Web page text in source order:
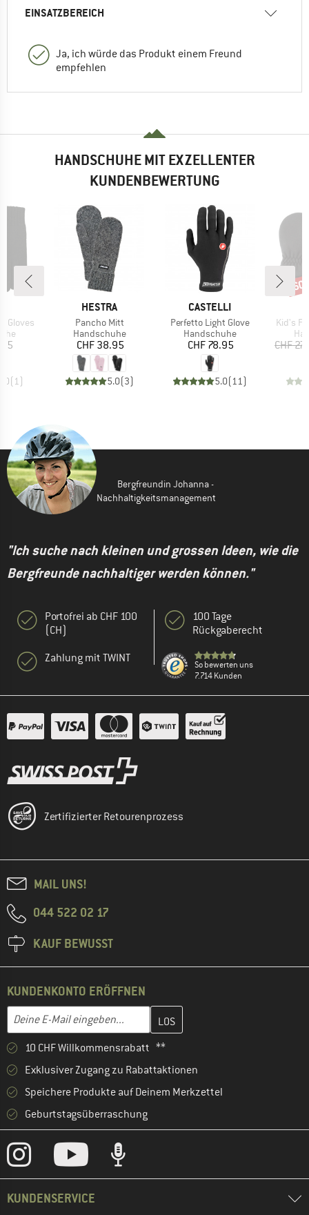
EINSATZBEREICH
Ja, ich würde das Produkt einem Freund
empfehlen
HANDSCHUHE MIT EXZELLENTER
KUNDENBEWERTUNG
Gloves
(1)
MARKE
HESTRA
Artikel
Pancho Mitt
Produktgruppe
Handschuhe
Preis
CHF 38.95
5.0(3)
MARKE
CASTELLI
Artikel
Perfetto Light Glove
Produktgruppe
Handschuhe
Preis
CHF 78.95
5.0(11)
Artikel
Kid's
CHF
Bergfreundin Johanna -
Nachhaltigkeitsmanagement
"Ich suche nach kleinen und grossen Ideen, wie die
Bergfreunde nachhaltiger werden können."
Portofrei ab CHF 100
(CH)
Zahlung mit TWINT
100 Tage
Rückgaberecht
So bewerten uns
7.714 Kunden
Zertifizierter Retourenprozess
MAIL UNS!
044 522 02 17
KAUF BEWUSST
KUNDENKONTO ERÖFFNEN
E-Mail-Adresse
Gib hier deine E-Mail-Adresse ein und erstelle im nächsten
10 CHF Willkommensrabatt **
Exklusiver Zugang zu Rabattaktionen
Speichere Produkte auf Deinem Merkzettel
Geburtstagsüberraschung
KUNDENSERVICE